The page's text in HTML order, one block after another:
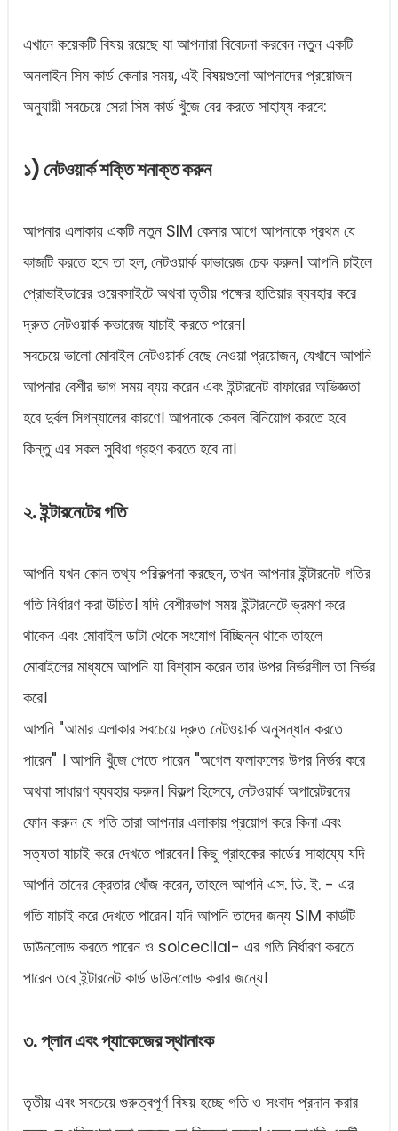
এখানে কয়েকটি বিষয় রয়েছে যা আপনারা বিবেচনা করবেন নতুন একটি
অনলাইন সিম কার্ড কেনার সময়, এই বিষয়গুলো আপনাদের প্রয়োজন
অনুযায়ী সবচেয়ে সেরা সিম কার্ড খুঁজে বের করতে সাহায্য করবে:
১) নেটওয়ার্ক শক্তি শনাক্ত করুন
আপনার এলাকায় একটি নতুন SIM কেনার আগে আপনাকে প্রথম যে
কাজটি করতে হবে তা হল, নেটওয়ার্ক কাভারেজ চেক করুন। আপনি চাইলে
প্রোভাইডারের ওয়েবসাইটে অথবা তৃতীয় পক্ষের হাতিয়ার ব্যবহার করে
দ্রুত নেটওয়ার্ক কভারেজ যাচাই করতে পারেন।
সবচেয়ে ভালো মোবাইল নেটওয়ার্ক বেছে নেওয়া প্রয়োজন, যেখানে আপনি
আপনার বেশীর ভাগ সময় ব্যয় করেন এবং ইন্টারনেট বাফারের অভিজ্ঞতা
হবে দুর্বল সিগন্যালের কারণে। আপনাকে কেবল বিনিয়োগ করতে হবে
কিন্তু এর সকল সুবিধা গ্রহণ করতে হবে না।
২. ইন্টারনেটের গতি
আপনি যখন কোন তথ্য পরিকল্পনা করছেন, তখন আপনার ইন্টারনেট গতির
গতি নির্ধারণ করা উচিত। যদি বেশীরভাগ সময় ইন্টারনেটে ভ্রমণ করে
থাকেন এবং মোবাইল ডাটা থেকে সংযোগ বিচ্ছিন্ন থাকে তাহলে
মোবাইলের মাধ্যমে আপনি যা বিশ্বাস করেন তার উপর নির্ভরশীল তা নির্ভর
করে।
আপনি "আমার এলাকার সবচেয়ে দ্রুত নেটওয়ার্ক অনুসন্ধান করতে
পারেন" । আপনি খুঁজে পেতে পারেন "অগেল ফলাফলের উপর নির্ভর করে
অথবা সাধারণ ব্যবহার করুন। বিকল্প হিসেবে, নেটওয়ার্ক অপারেটরদের
ফোন করুন যে গতি তারা আপনার এলাকায় প্রয়োগ করে কিনা এবং
সত্যতা যাচাই করে দেখতে পারবেন। কিছু গ্রাহকের কার্ডের সাহায্যে যদি
আপনি তাদের ক্রেতার খোঁজ করেন, তাহলে আপনি এস. ডি. ই. - এর
গতি যাচাই করে দেখতে পারেন। যদি আপনি তাদের জন্য SIM কার্ডটি
ডাউনলোড করতে পারেন ও soiceclial- এর গতি নির্ধারণ করতে
পারেন তবে ইন্টারনেট কার্ড ডাউনলোড করার জন্যে।
৩. প্লান এবং প্যাকেজের স্থানাংক
তৃতীয় এবং সবচেয়ে গুরুত্বপূর্ণ বিষয় হচ্ছে গতি ও সংবাদ প্রদান করার